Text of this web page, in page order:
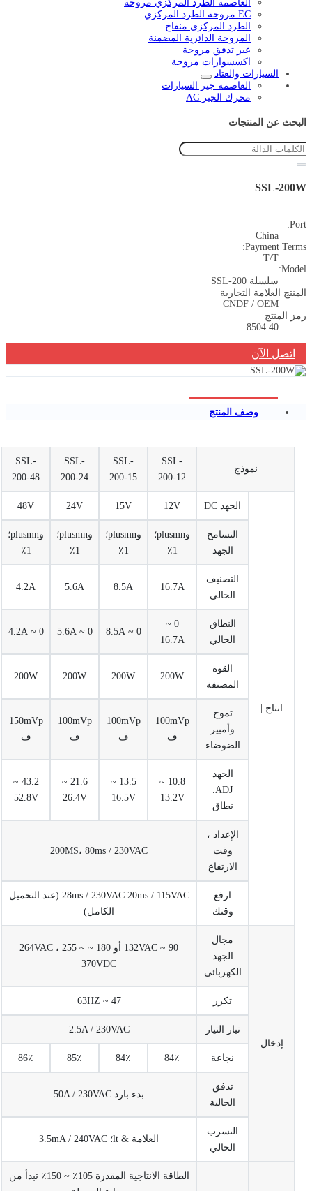
العاصمة الطرد المركزي مروحة
EC مروحة الطرد المركزي
الطرد المركزي منفاخ
المروحة الدائرية المضمنة
عبر تدفق مروحة
اكسسوارات مروحة
السيارات والعتاد
العاصمة جير السيارات
محرك الجير AC
البحث عن المنتجات
SSL-200W
Port:
China
Payment Terms:
T/T
Model:
سلسلة SSL-200
المنتج العلامة التجارية
CNDF / OEM
رمز المنتج
8504.40
اتصل الآن
وصف المنتج
نموذج
SSL-
200-12
SSL-
200-15
SSL-
200-24
SSL-
200-48
انتاج |
الجهد DC 12V
15V
24V
48V
التسامح
الجهد
وplusmn؛
1٪
وplusmn؛
1٪
وplusmn؛
1٪
وplusmn؛
1٪
التصنيف
الحالي
16.7A
8.5A
5.6A
4.2A
النطاق
الحالي
0 ~
16.7A
0 ~ 8.5A
0 ~ 5.6A
0 ~ 4.2A
القوة
المصنفة
200W
200W
200W
200W
تموج
وأمبير
الضوضاء
100mVp
ف
100mVp
ف
100mVp
ف
150mVp
ف
الجهد
ADJ.
نطاق
10.8 ~
13.2V
13.5 ~
16.5V
21.6 ~
26.4V
43.2 ~
52.8V
الإعداد ،
وقت
الارتفاع
200MS، 80ms / 230VAC
ارفع
وقتك
28ms / 230VAC 20ms / 115VAC (عند التحميل
الكامل)
إدخال
مجال
الجهد
الكهربائي
90 ~ 132VAC أو 180 ~ 264VAC ، 255 ~
370VDC
تكرر 47 ~ 63HZ
تيار التيار 2.5A / 230VAC
نجاعة 84٪ 84٪ 85٪ 86٪
تدفق
الحالية
بدء بارد 50A / 230VAC
التسرب
الحالي
العلامة & lt؛ 3.5mA / 240VAC
الطاقة الانتاجية المقدرة 105٪ ~ 150٪ تبدأ من